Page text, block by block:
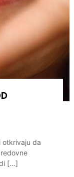
otkrivaju da
[…]